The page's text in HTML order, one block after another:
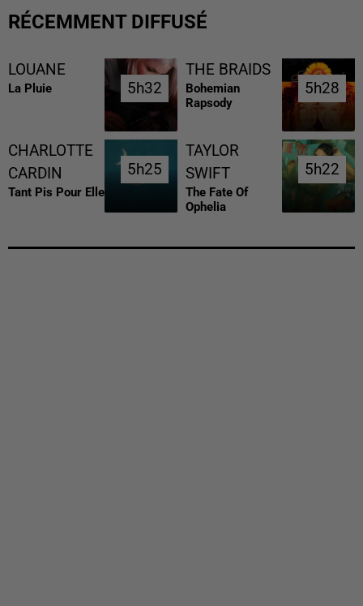
RÉCEMMENT DIFFUSÉ
LOUANE
La Pluie 5h32
5h32
THE BRAIDS
Bohemian
Rapsody
5h28
5h28
CHARLOTTE
CARDIN
Tant Pis Pour Elle
5h25
5h25
TAYLOR
SWIFT
The Fate Of
Ophelia
5h22
5h22